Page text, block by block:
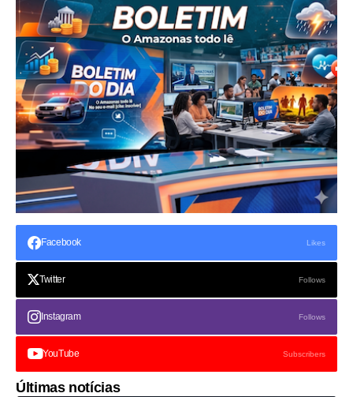
Facebook Likes
Twitter Follows
Instagram Follows
YouTube Subscribers
Últimas notícias